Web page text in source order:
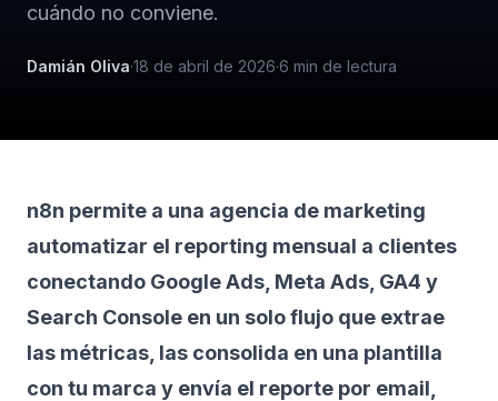
cuándo no conviene.
Damián Oliva·18 de abril de 2026·6 min de lectura
n8n permite a una agencia de marketing
automatizar el reporting mensual a clientes
conectando Google Ads, Meta Ads, GA4 y
Search Console en un solo flujo que extrae
las métricas, las consolida en una plantilla
con tu marca y envía el reporte por email,